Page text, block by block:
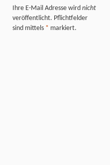
Ihre E-Mail Adresse wird nicht
veröffentlicht. Pflichtfelder
sind mittels * markiert.